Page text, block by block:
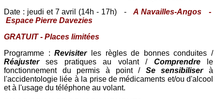
Date : jeudi et 7 avril (14h - 17h) -A Navailles-Angos -
Espace Pierre Davezies
GRATUIT - Places limitées
Programme :Revisiterles règles de bonnes conduites /
Réajusterses pratiques au volant / Comprendre
le
fonctionnement du permis à point / Se sensibiliserà
l'accidentologie liée à la prise de médicaments et/ou d'alcool
et à l'usage du téléphone au volant.